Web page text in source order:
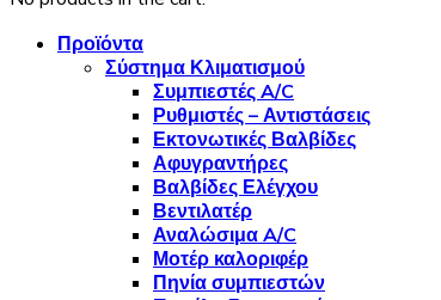
Προϊόντα
Σύστημα Κλιματισμού
Συμπιεστές A/C
Ρυθμιστές – Αντιστάσεις
Εκτονωτικές Βαλβίδες
Αφυγραντήρες
Βαλβίδες Ελέγχου
Βεντιλατέρ
Αναλώσιμα A/C
Μοτέρ καλοριφέρ
Πηνία συμπιεστών